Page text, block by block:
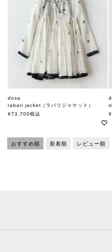
dosa
rabari jacket（ラバリジャケット）
ドーサ
¥73,700税込 ¥
おすすめ順 新着順 レビュー順